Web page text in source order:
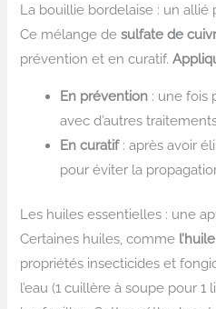
La bouillie bordelaise : un allié
Ce mélange desulfate de
prévention et en curatif.
En prévention : une fois
avec d’autres
En curatif: après avoir
pour éviter la
Les huiles essentielles : une
Certaines huiles, comme
propriétés insecticides et
l’eau (1 cuillère à soupe pour